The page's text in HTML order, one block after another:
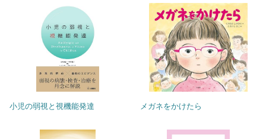
小児の弱視と視機能発達 メガネをかけたら